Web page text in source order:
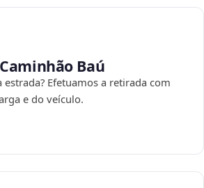
Baú
Efetuamos a retirada com
e do veículo.